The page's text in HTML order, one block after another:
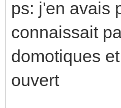
ps: j'en avais
connaissait
domotiques
ouvert